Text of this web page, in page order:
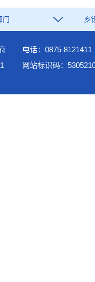
门 乡
电话：0875-8121411
网站标识码：